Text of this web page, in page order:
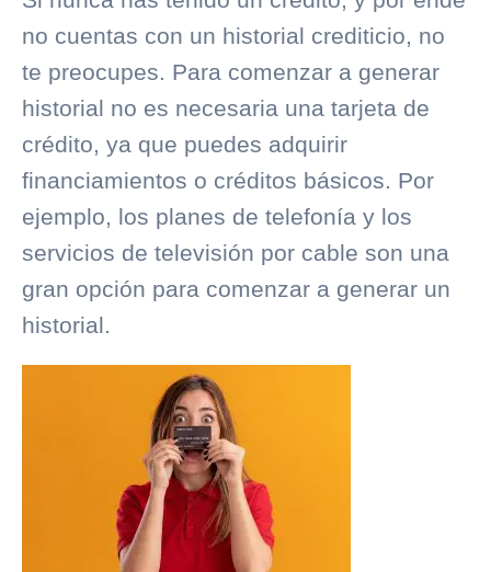
no cuentas con un historial crediticio, no
te preocupes. Para comenzar a generar
historial no es necesaria una tarjeta de
crédito, ya que puedes adquirir
financiamientos o créditos básicos. Por
ejemplo, los planes de telefonía y los
servicios de televisión por cable son una
gran opción para comenzar a generar un
historial.